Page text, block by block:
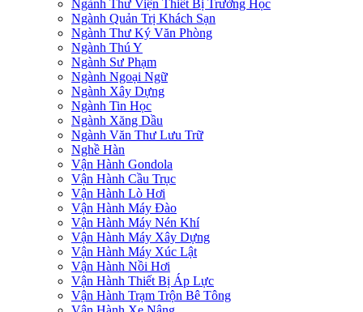
Ngành Thư Viện Thiết Bị Trường Học
Ngành Quản Trị Khách Sạn
Ngành Thư Ký Văn Phòng
Ngành Thú Y
Ngành Sư Phạm
Ngành Ngoại Ngữ
Ngành Xây Dựng
Ngành Tin Học
Ngành Xăng Dầu
Ngành Văn Thư Lưu Trữ
Nghề Hàn
Vận Hành Gondola
Vận Hành Cầu Trục
Vận Hành Lò Hơi
Vận Hành Máy Đào
Vận Hành Máy Nén Khí
Vận Hành Máy Xây Dựng
Vận Hành Máy Xúc Lật
Vận Hành Nồi Hơi
Vận Hành Thiết Bị Áp Lực
Vận Hành Trạm Trộn Bê Tông